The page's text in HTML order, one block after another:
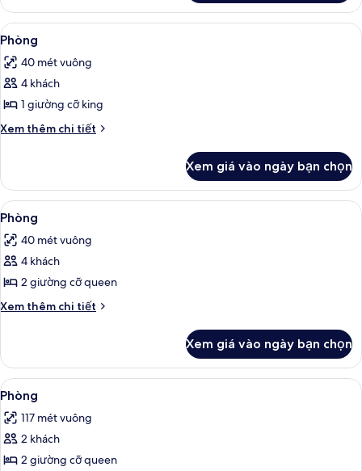
Phòng
Xem
tất
cả
ảnh
Phòng
Phòng | Bộ đồ giường cao cấp, két
4
Phòng
40 mét vuông
4 khách
1 giường cỡ king
Xem thêm chi tiết
Chi
Phòng
Xem giá vào ngày bạn chọn
Xem
tất
cả
ảnh
Phòng
Bộ đồ giường cao cấp, két bảo mật
4
Phòng
40 mét vuông
4 khách
2 giường cỡ queen
Xem thêm chi tiết
Chi
Phòng
Xem giá vào ngày bạn chọn
Xem
tất
cả
ảnh
Phòng
Bộ đồ giường cao cấp, két bảo mật
5
Phòng
117 mét vuông
2 khách
2 giường cỡ queen